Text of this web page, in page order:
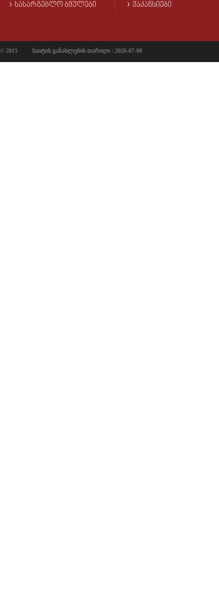
ᲡᲐᲡᲐᲠᲒᲔᲑᲚᲝ ᲑᲛᲣᲚᲔᲑᲘ
ᲕᲐᲙᲐᲜᲡᲘᲔᲑᲘ
© 2015 საიტის განახლების თარიღი : 2026-07-08